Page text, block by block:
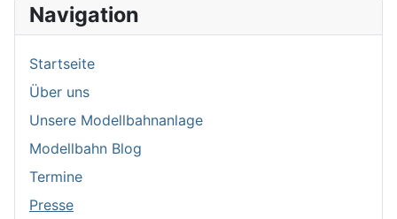
Navigation
Startseite
Über uns
Unsere Modellbahnanlage
Modellbahn Blog
Termine
Presse